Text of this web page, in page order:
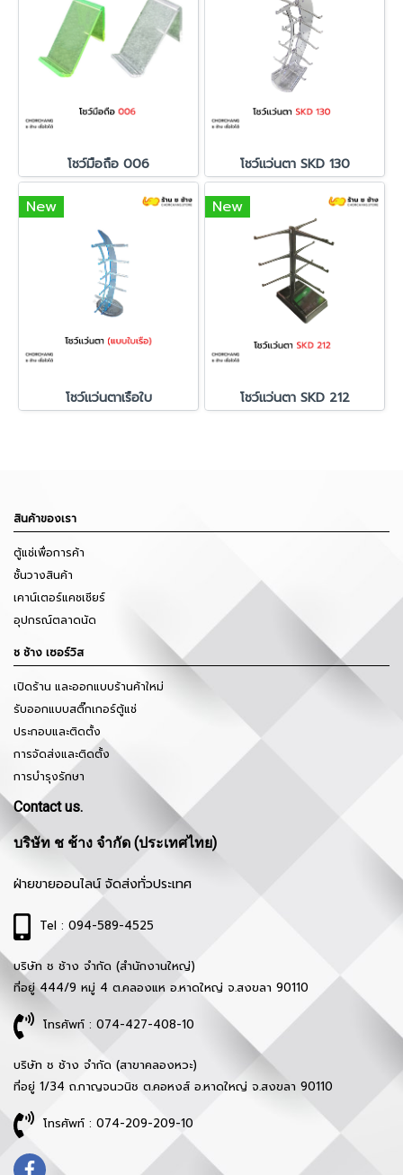
โชว์มือถือ 006 โชว์แว่นตา SKD 130
New
โชว์แว่นตาเรือใบ
New
โชว์แว่นตา SKD 212
สินค้าของเรา
ตู้แช่เพื่อการค้า
ชั้นวางสินค้า
เคาน์เตอร์แคชเชียร์
อุปกรณ์ตลาดนัด
ช ช้าง เซอร์วิส
เปิดร้าน และออกแบบร้านค้าใหม่
รับออกแบบสติ๊กเกอร์ตู้แช่
ประกอบและติดตั้ง
การจัดส่งและติดตั้ง
การบำรุงรักษา
Contact us.
บริษัท ช ช้าง จำกัด (ประเทศไทย)
ฝ่ายขายออนไลน์ จัดส่งทั่วประเทศ
Tel : 094-589-4525
บริษัท ช ช้าง จำกัด (สำนักงานใหญ่)
ที่อยู่ 444/9 หมู่ 4 ต.คลองแห อ.หาดใหญ่ จ.สงขลา 90110
โทรศัพท์ : 074-427-408-10
บริษัท ช ช้าง จำกัด (สาขาคลองหวะ)
ที่อยู่ 1/34 ถ.กาญจนวนิช ต.คอหงส์ อ.หาดใหญ่ จ.สงขลา 90110
โทรศัพท์ : 074-209-209-10